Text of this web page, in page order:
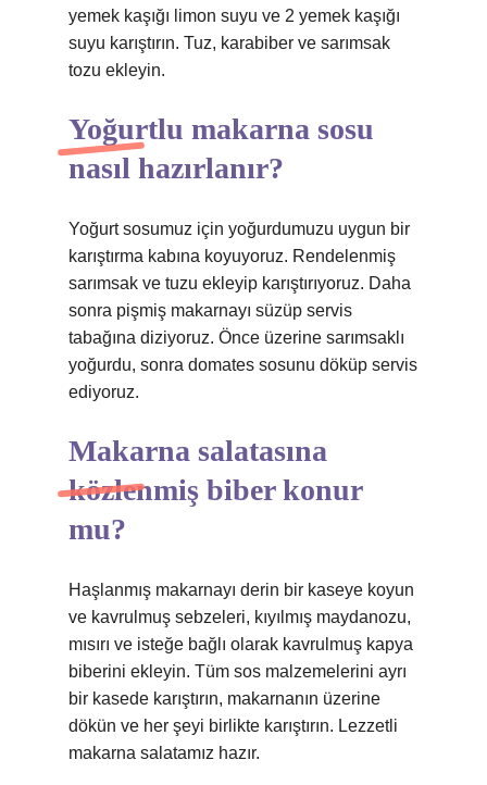
yemek kaşığı limon suyu ve 2 yemek kaşığı
suyu karıştırın. Tuz, karabiber ve sarımsak
tozu ekleyin.
Yoğurtlu makarna sosu
nasıl hazırlanır?
Yoğurt sosumuz için yoğurdumuzu uygun bir
karıştırma kabına koyuyoruz. Rendelenmiş
sarımsak ve tuzu ekleyip karıştırıyoruz. Daha
sonra pişmiş makarnayı süzüp servis
tabağına diziyoruz. Önce üzerine sarımsaklı
yoğurdu, sonra domates sosunu döküp servis
ediyoruz.
Makarna salatasına
közlenmiş biber konur
mu?
Haşlanmış makarnayı derin bir kaseye koyun
ve kavrulmuş sebzeleri, kıyılmış maydanozu,
mısırı ve isteğe bağlı olarak kavrulmuş kapya
biberini ekleyin. Tüm sos malzemelerini ayrı
bir kasede karıştırın, makarnanın üzerine
dökün ve her şeyi birlikte karıştırın. Lezzetli
makarna salatamız hazır.